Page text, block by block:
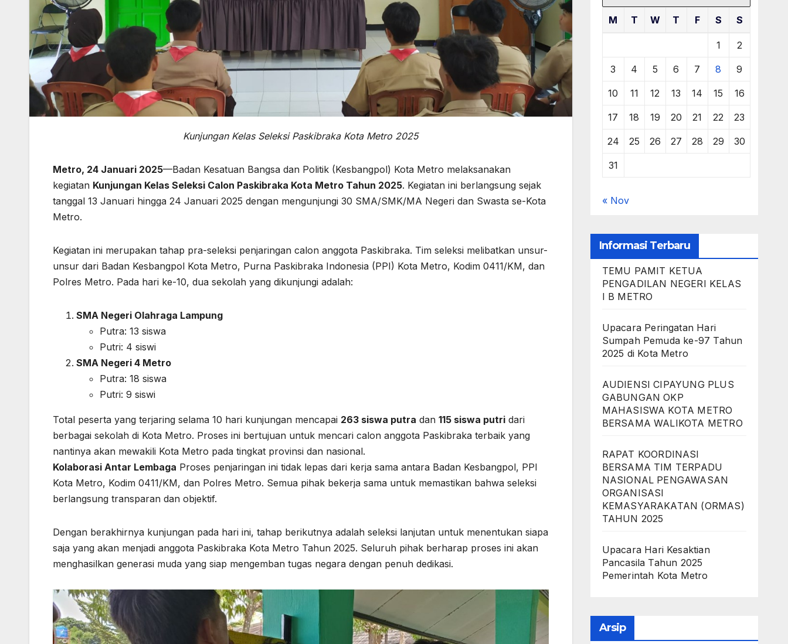
Kunjungan Kelas Seleksi Paskibraka Kota Metro 2025
Metro, 24 Januari 2025—Badan Kesatuan Bangsa dan Politik (Kesbangpol) Kota Metro melaksanakan
kegiatan Kunjungan Kelas Seleksi Calon Paskibraka Kota Metro Tahun 2025. Kegiatan ini berlangsung sejak
tanggal 13 Januari hingga 24 Januari 2025 dengan mengunjungi 30 SMA/SMK/MA Negeri dan Swasta se-Kota
Metro.
Kegiatan ini merupakan tahap pra-seleksi penjaringan calon anggota Paskibraka. Tim seleksi melibatkan unsur-
unsur dari Badan Kesbangpol Kota Metro, Purna Paskibraka Indonesia (PPI) Kota Metro, Kodim 0411/KM, dan
Polres Metro. Pada hari ke-10, dua sekolah yang dikunjungi adalah:
SMA Negeri Olahraga Lampung
Putra: 13 siswa
Putri: 4 siswi
SMA Negeri 4 Metro
Putra: 18 siswa
Putri: 9 siswi
Total peserta yang terjaring selama 10 hari kunjungan mencapai 263 siswa putra dan 115 siswa putri dari
berbagai sekolah di Kota Metro. Proses ini bertujuan untuk mencari calon anggota Paskibraka terbaik yang
nantinya akan mewakili Kota Metro pada tingkat provinsi dan nasional.
Kolaborasi Antar Lembaga Proses penjaringan ini tidak lepas dari kerja sama antara Badan Kesbangpol, PPI
Kota Metro, Kodim 0411/KM, dan Polres Metro. Semua pihak bekerja sama untuk memastikan bahwa seleksi
berlangsung transparan dan objektif.
Dengan berakhirnya kunjungan pada hari ini, tahap berikutnya adalah seleksi lanjutan untuk menentukan siapa
saja yang akan menjadi anggota Paskibraka Kota Metro Tahun 2025. Seluruh pihak berharap proses ini akan
menghasilkan generasi muda yang siap mengemban tugas negara dengan penuh dedikasi.
M T W T F S S
1 2
3 4 5 6 7 8 9
10 11 12 13 14 15 16
17 18 19 20 21 22 23
24 25 26 27 28 29 30
31
« Nov
Informasi Terbaru
TEMU PAMIT KETUA
PENGADILAN NEGERI KELAS
I B METRO
Upacara Peringatan Hari
Sumpah Pemuda ke-97 Tahun
2025 di Kota Metro
AUDIENSI CIPAYUNG PLUS
GABUNGAN OKP
MAHASISWA KOTA METRO
BERSAMA WALIKOTA METRO
RAPAT KOORDINASI
BERSAMA TIM TERPADU
NASIONAL PENGAWASAN
ORGANISASI
KEMASYARAKATAN (ORMAS)
TAHUN 2025
Upacara Hari Kesaktian
Pancasila Tahun 2025
Pemerintah Kota Metro
Arsip